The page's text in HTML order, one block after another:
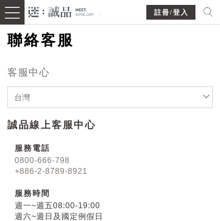
註冊/登入
聯絡客服
客服中心
台灣
誠品線上客服中心
服務電話
0800-666-798
+886-2-8789-8921
服務時間
週一~週五08:00-19:00
週六~週日及國定例假日